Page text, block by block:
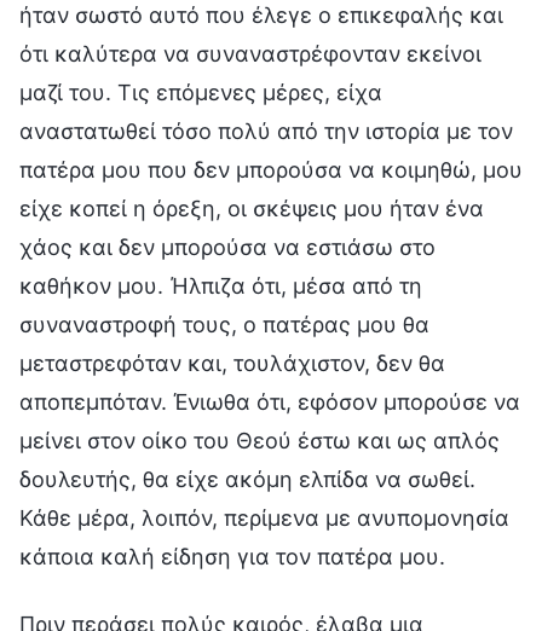
ήταν σωστό αυτό που έλεγε ο επικεφαλής και
ότι καλύτερα να συναναστρέφονταν εκείνοι
μαζί του. Τις επόμενες μέρες, είχα
αναστατωθεί τόσο πολύ από την ιστορία με τον
πατέρα μου που δεν μπορούσα να κοιμηθώ, μου
είχε κοπεί η όρεξη, οι σκέψεις μου ήταν ένα
χάος και δεν μπορούσα να εστιάσω στο
καθήκον μου. Ήλπιζα ότι, μέσα από τη
συναναστροφή τους, ο πατέρας μου θα
μεταστρεφόταν και, τουλάχιστον, δεν θα
αποπεμπόταν. Ένιωθα ότι, εφόσον μπορούσε να
μείνει στον οίκο του Θεού έστω και ως απλός
δουλευτής, θα είχε ακόμη ελπίδα να σωθεί.
Κάθε μέρα, λοιπόν, περίμενα με ανυπομονησία
κάποια καλή είδηση για τον πατέρα μου.
Πριν περάσει πολύς καιρός, έλαβα μια